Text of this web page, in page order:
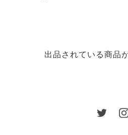
出品されている商品